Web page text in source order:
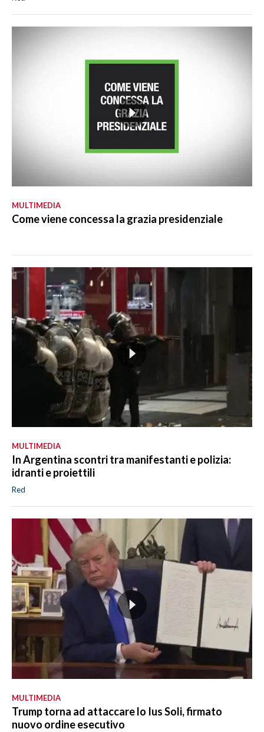
MULTIMEDIA
Come viene concessa la grazia presidenziale
MULTIMEDIA
In Argentina scontri tra manifestanti e polizia:
idranti e proiettili
Red
MULTIMEDIA
Trump torna ad attaccare lo Ius Soli, firmato
nuovo ordine esecutivo